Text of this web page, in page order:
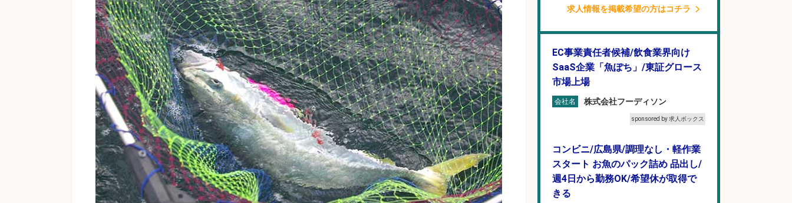
求人情報を掲載希望の方はコチラ
EC事業責任者候補/飲食業界向け
SaaS企業「魚ぽち」/東証グロース
市場上場
会社名 株式会社フーディソン
sponsored by 求人ボックス
コンビニ/広島県/調理なし・軽作業
スタート お魚のパック詰め 品出し/
週4日から勤務OK/希望休が取得で
きる